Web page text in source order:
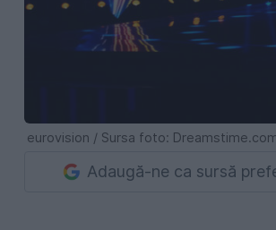
eurovision / Sursa foto:
Adaugă-ne ca sursă